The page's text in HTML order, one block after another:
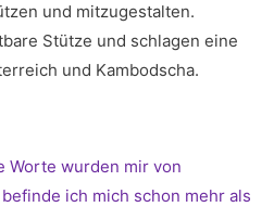
und mitzugestalten.
Stütze und schlagen eine
und Kambodscha.
Worte wurden mir von
ich mich schon mehr als